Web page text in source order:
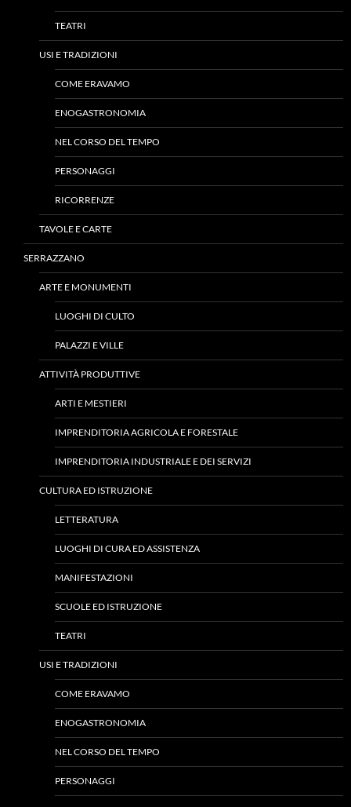
TEATRI
USI E TRADIZIONI
COME ERAVAMO
ENOGASTRONOMIA
NEL CORSO DEL TEMPO
PERSONAGGI
RICORRENZE
TAVOLE E CARTE
SERRAZZANO
ARTE E MONUMENTI
LUOGHI DI CULTO
PALAZZI E VILLE
ATTIVITÀ PRODUTTIVE
ARTI E MESTIERI
IMPRENDITORIA AGRICOLA E FORESTALE
IMPRENDITORIA INDUSTRIALE E DEI SERVIZI
CULTURA ED ISTRUZIONE
LETTERATURA
LUOGHI DI CURA ED ASSISTENZA
MANIFESTAZIONI
SCUOLE ED ISTRUZIONE
TEATRI
USI E TRADIZIONI
COME ERAVAMO
ENOGASTRONOMIA
NEL CORSO DEL TEMPO
PERSONAGGI